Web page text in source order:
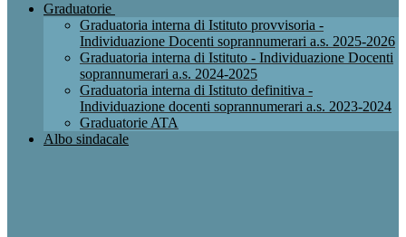
Graduatorie
Graduatoria interna di Istituto provvisoria -
Individuazione Docenti soprannumerari a.s. 2025-2026
Graduatoria interna di Istituto - Individuazione Docenti
soprannumerari a.s. 2024-2025
Graduatoria interna di Istituto definitiva -
Individuazione docenti soprannumerari a.s. 2023-2024
Graduatorie ATA
Albo sindacale